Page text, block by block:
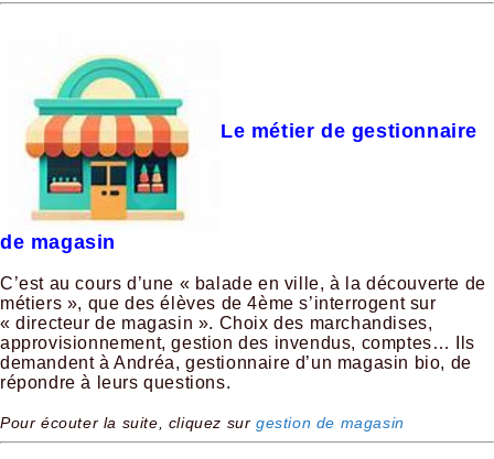
Le métier de gestionnaire
de magasin
C’est au cours d’une « balade en ville, à la découverte de
métiers », que des élèves de 4ème s’interrogent sur
« directeur de magasin ». Choix des marchandises,
approvisionnement, gestion des invendus, comptes… Ils
demandent à Andréa, gestionnaire d’un magasin bio, de
répondre à leurs questions.
Pour écouter la suite, cliquez surgestion de magasin